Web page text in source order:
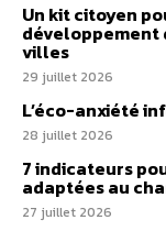
Un kit citoyen
développement
villes
29 juillet 2026
L’éco-anxiété
28 juillet 2026
7 indicateurs
adaptées au
27 juillet 2026